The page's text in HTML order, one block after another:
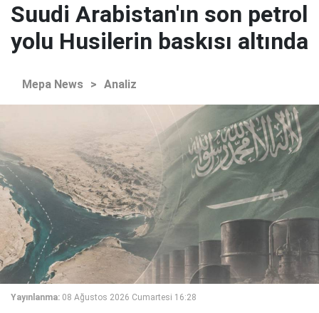
Suudi Arabistan'ın son petrol
yolu Husilerin baskısı altında
Mepa News > Analiz
Yayınlanma: 08 Ağustos 2026 Cumartesi 16:28